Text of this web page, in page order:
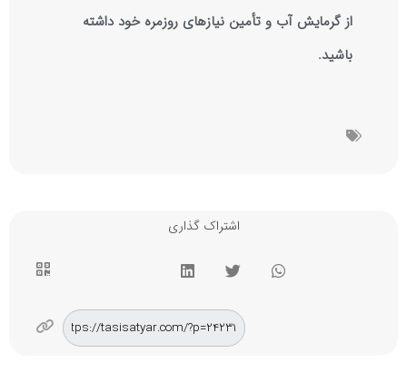
از گرمایش آب و تأمین نیازهای روزمره خود داشته
باشید.
اشتراک گذاری